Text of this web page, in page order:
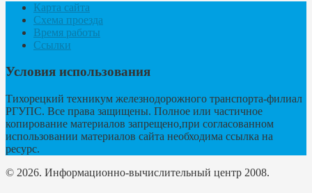
Карта сайта
Схема проезда
Время работы
Ссылки
Условия использования
Тихорецкий техникум железнодорожного транспорта-филиал
РГУПС. Все права защищены. Полное или частичное
копирование материалов запрещено,при согласованном
использовании материалов сайта необходима ссылка на
ресурс.
© 2026. Информационно-вычислительный центр 2008.